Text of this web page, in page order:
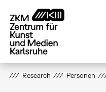
zum
Inhalt
Research Personen